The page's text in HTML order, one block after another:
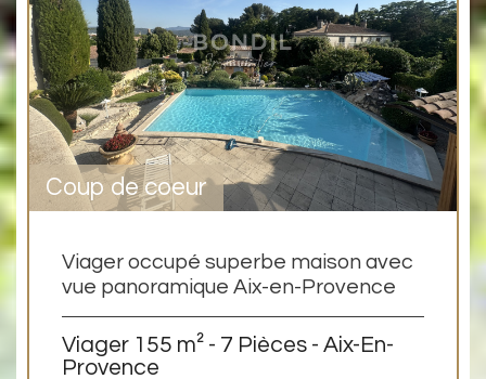
Coup de coeur
Viager occupé superbe maison avec
vue panoramique Aix-en-Provence
Viager 155 m² - 7 Pièces - Aix-En-
Provence